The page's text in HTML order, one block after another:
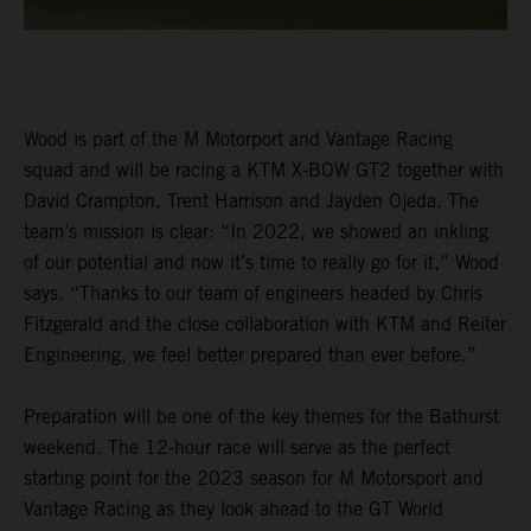
Wood is part of the M Motorport and Vantage Racing
squad and will be racing a KTM X-BOW GT2 together with
David Crampton, Trent Harrison and Jayden Ojeda. The
team’s mission is clear: “In 2022, we showed an inkling
of our potential and now it’s time to really go for it,” Wood
says. “Thanks to our team of engineers headed by Chris
Fitzgerald and the close collaboration with KTM and Reiter
Engineering, we feel better prepared than ever before.”
Preparation will be one of the key themes for the Bathurst
weekend. The 12-hour race will serve as the perfect
starting point for the 2023 season for M Motorsport and
Vantage Racing as they look ahead to the GT World